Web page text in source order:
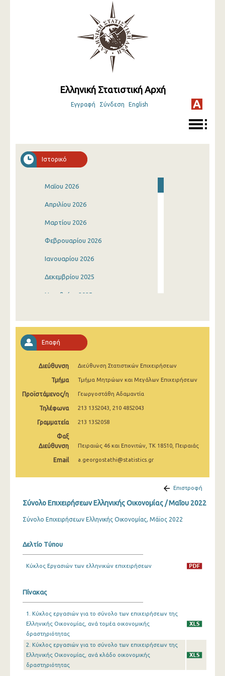
Ελληνική Στατιστική Αρχή
Εγγραφή Σύνδεση English
Ιστορικό
Μαΐου 2026
Απριλίου 2026
Μαρτίου 2026
Φεβρουαρίου 2026
Ιανουαρίου 2026
Δεκεμβρίου 2025
Νοεμβρίου 2025
Αυγούστου 2025
Ιουλίου 2025
Ιουνίου 2025
Μαΐου 2025
Απριλίου 2025
Μαρτίου 2025
Φεβρουαρίου 2025
Ιανουαρίου 2025
Σεπτεμβρίου 2024
Αυγούστου 2024
Ιουνίου 2024
Μαΐου 2024
Απριλίου 2024
Μαρτίου 2024
Επαφή
Διεύθυνση Διεύθυνση Στατιστικών Επιχειρήσεων
Τμήμα Τμήμα Μητρώων και Μεγάλων Επιχειρήσεων
Προϊστάμενος/η Γεωργοστάθη Αδαμαντία
Τηλέφωνα 213 1352043, 210 4852043
Γραμματεία 213 1352058
Φαξ
Διεύθυνση
Πειραιώς 46 και Επονιτών, ΤΚ 18510, Πειραιάς
Email a.georgostathi@statistics.gr
Επιστροφή
Σύνολο Επιχειρήσεων Ελληνικής Οικονομίας / Μαΐου 2022
Σύνολο Επιχειρήσεων Ελληνικής Οικονομίας, Μάϊος 2022
Δελτίο Τύπου
Κύκλος Εργασιών των ελληνικών επιχειρήσεων
Πίνακας
1. Κύκλος εργασιών για το σύνολο των επιχειρήσεων της
Ελληνικής Οικονομίας, ανά τομέα οικονομικής
δραστηριότητας
2. Κύκλος εργασιών για το σύνολο των επιχειρήσεων της
Ελληνικής Οικονομίας, ανά κλάδο οικονομικής
δραστηριότητας